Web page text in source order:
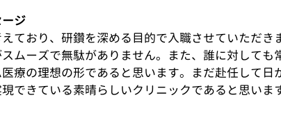
ジ
ており、研鑽を深める目的で入職させていただ
ムーズで無駄がありません。また、誰に対して
療の理想の形であると思います。まだ赴任して
できている素晴らしいクリニックであると思いま